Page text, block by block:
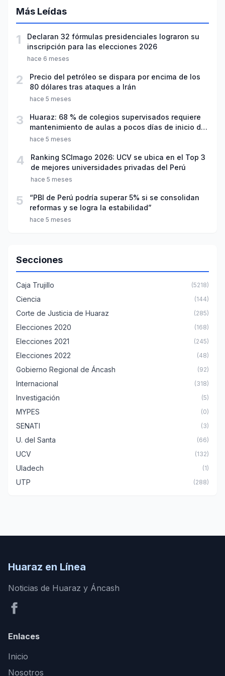
Más Leídas
1
Declaran 32 fórmulas presidenciales lograron su
inscripción para las elecciones 2026
hace 6 meses
2
Precio del petróleo se dispara por encima de los
80 dólares tras ataques a Irán
hace 5 meses
3
Huaraz: 68 % de colegios supervisados requiere
mantenimiento de aulas a pocos días de inicio del
año escolar 2026
hace 5 meses
4
Ranking SCImago 2026: UCV se ubica en el Top 3
de mejores universidades privadas del Perú
hace 5 meses
5
“PBI de Perú podría superar 5% si se consolidan
reformas y se logra la estabilidad”
hace 5 meses
Secciones
Caja Trujillo (5218)
Ciencia (144)
Corte de Justicia de Huaraz (285)
Elecciones 2020 (168)
Elecciones 2021 (245)
Elecciones 2022 (48)
Gobierno Regional de Áncash (92)
Internacional (318)
Investigación (5)
MYPES (0)
SENATI (3)
U. del Santa (66)
UCV (132)
Uladech (1)
UTP (288)
Huaraz en Línea
Noticias de Huaraz y Áncash
Enlaces
Inicio
Nosotros